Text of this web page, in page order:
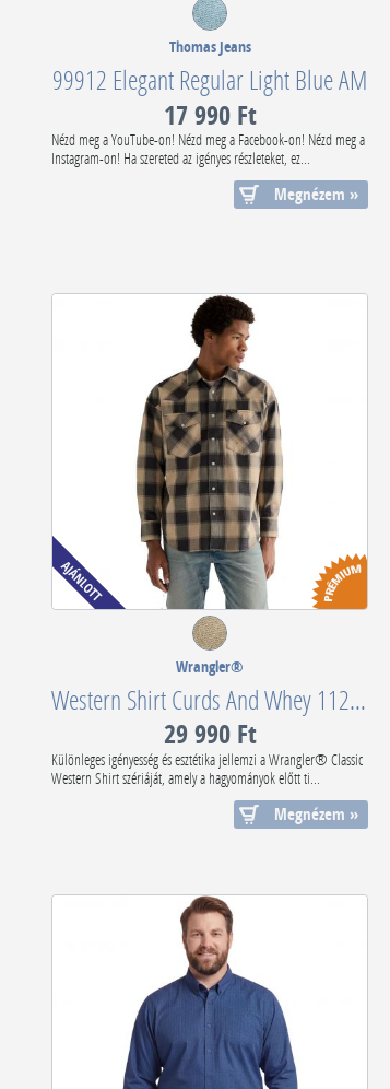
Thomas Jeans
99912 Elegant Regular Light Blue AM
17 990 Ft
Nézd meg a YouTube-on! Nézd meg a Facebook-on! Nézd meg a
Instagram-on! Ha szereted az igényes részleteket, ez...
Megnézem »
Wrangler®
Western Shirt Curds And Whey 112378116
29 990 Ft
Különleges igényesség és esztétika jellemzi a Wrangler® Classic
Western Shirt szériáját, amely a hagyományok előtt ti...
Megnézem »